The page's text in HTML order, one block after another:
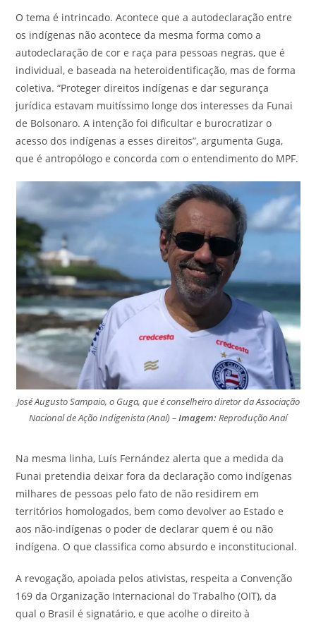
O tema é intrincado. Acontece que a autodeclaração entre
os indígenas não acontece da mesma forma como a
autodeclaração de cor e raça para pessoas negras, que é
individual, e baseada na heteroidentificação, mas de forma
coletiva. “Proteger direitos indígenas e dar segurança
jurídica estavam muitíssimo longe dos interesses da Funai
de Bolsonaro. A intenção foi dificultar e burocratizar o
acesso dos indígenas a esses direitos”, argumenta Guga,
que é antropólogo e concorda com o entendimento do MPF.
José Augusto Sampaio, o Guga, que é conselheiro diretor da Associação
Nacional de Ação Indigenista (Anaí) –Imagem: Reprodução Anaí
Na mesma linha, Luís Fernández alerta que a medida da
Funai pretendia deixar fora da declaração como indígenas
milhares de pessoas pelo fato de não residirem em
territórios homologados, bem como devolver ao Estado e
aos não-indígenas o poder de declarar quem é ou não
indígena. O que classifica como absurdo e inconstitucional.
A revogação, apoiada pelos ativistas, respeita a Convenção
169 da Organização Internacional do Trabalho (OIT), da
qual o Brasil é signatário, e que acolhe o direito à